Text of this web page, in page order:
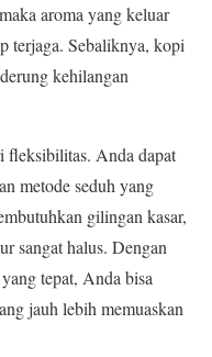
aroma yang keluar
terjaga. Sebaliknya, kopi
kehilangan
fleksibilitas. Anda dapat
metode seduh yang
gilingan kasar,
sangat halus. Dengan
tepat, Anda bisa
jauh lebih memuaskan